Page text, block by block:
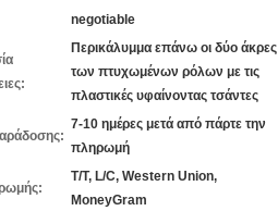
negotiable
Περικάλυμμα επάνω οι δύο άκρες
των πτυχωμένων ρόλων με τις
πλαστικές υφαίνοντας τσάντες
7-10 ημέρες μετά από πάρτε την
πληρωμή
T/T, L/C, Western Union,
MoneyGram